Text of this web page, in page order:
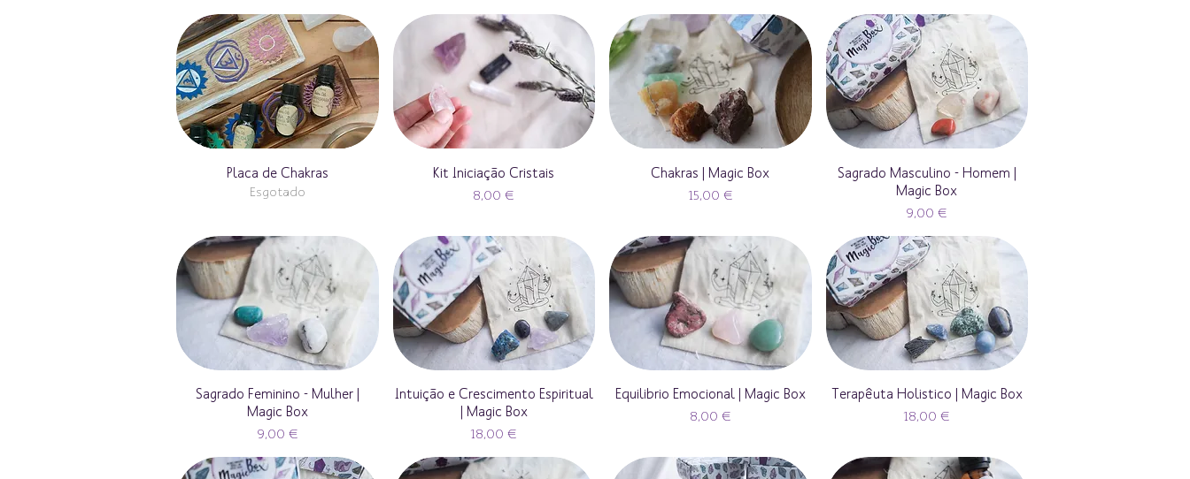
Placa de Chakras
Esgotado
Kit Iniciação Cristais
Preço
8,00 €
Chakras | Magic Box
Preço
15,00 €
Sagrado Masculino - Homem |
Magic Box
Preço
9,00 €
Sagrado Feminino - Mulher |
Magic Box
Preço
9,00 €
Intuição e Crescimento Espiritual
| Magic Box
Preço
18,00 €
Equilibrio Emocional | Magic Box
Preço
8,00 €
Terapêuta Holistico | Magic Box
Preço
18,00 €